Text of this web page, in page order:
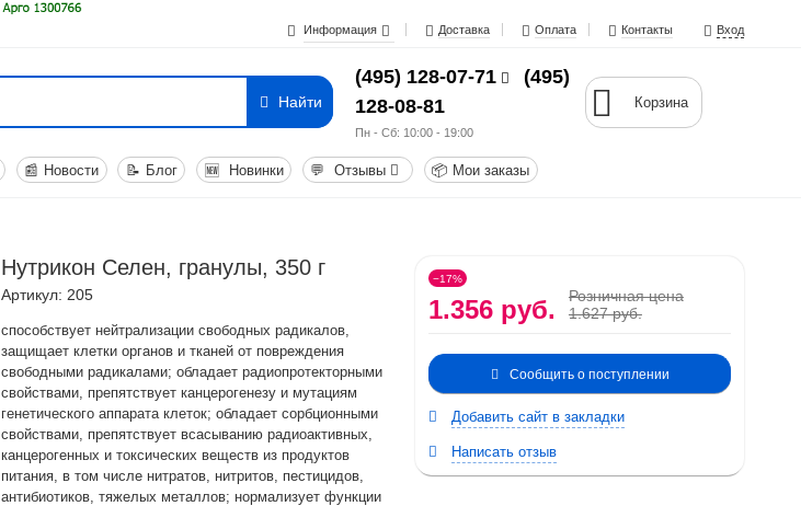
Информация Доставка Оплата Контакты Вход
Найти
(495) 128-07-71
(495)
128-08-81
Пн - Cб: 10:00 - 19:00
Корзина
📰 Новости 📝 Блог 🆕 Новинки 💬 Отзывы 📦 Мои заказы
Нутрикон Селен, гранулы, 350 г
Артикул: 205
способствует нейтрализации свободных радикалов,
защищает клетки органов и тканей от повреждения
свободными радикалами; обладает радиопротекторными
свойствами, препятствует канцерогенезу и мутациям
генетического аппарата клеток; обладает сорбционными
свойствами, препятствует всасыванию радиоактивных,
канцерогенных и токсических веществ из продуктов
питания, в том числе нитратов, нитритов, пестицидов,
антибиотиков, тяжелых металлов; нормализует функции
−17%
1.356 руб.
Розничная цена
1.627 руб.
Сообщить о поступлении
Добавить сайт в закладки
Написать отзыв